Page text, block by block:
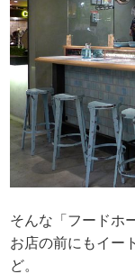
そんな「フードホ
お店の前にもイー
ど。